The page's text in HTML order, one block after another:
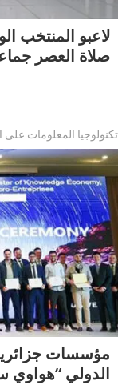
لاعبو المنتخب
صلاة العصر
تكنولوجيا المعلومات على
مؤسسات
الدولي “هواوي